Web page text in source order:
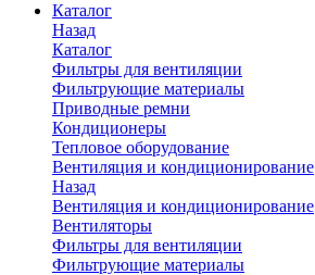
Каталог
Назад
Каталог
Фильтры для вентиляции
Фильтрующие материалы
Приводные ремни
Кондиционеры
Тепловое оборудование
Вентиляция и кондиционирование
Назад
Вентиляция и кондиционирование
Вентиляторы
Фильтры для вентиляции
Фильтрующие материалы